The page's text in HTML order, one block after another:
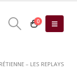
0
– LES REPLAYS